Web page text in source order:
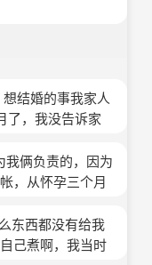
结婚的事我家人
了，我没告诉家
孕8个月才告诉
贷款还欠的，后
开我和孩子，家
，说了狠话，我
我俩负责的，因为
，从怀孕三个月
说他忙，说他要
直照顾他家和孩
东西都没有给我
己煮啊，我当时